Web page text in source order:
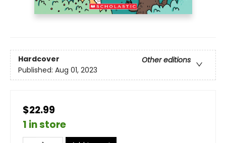
Hardcover
Other editions
Published: Aug 01, 2023
$22.99
1 in store